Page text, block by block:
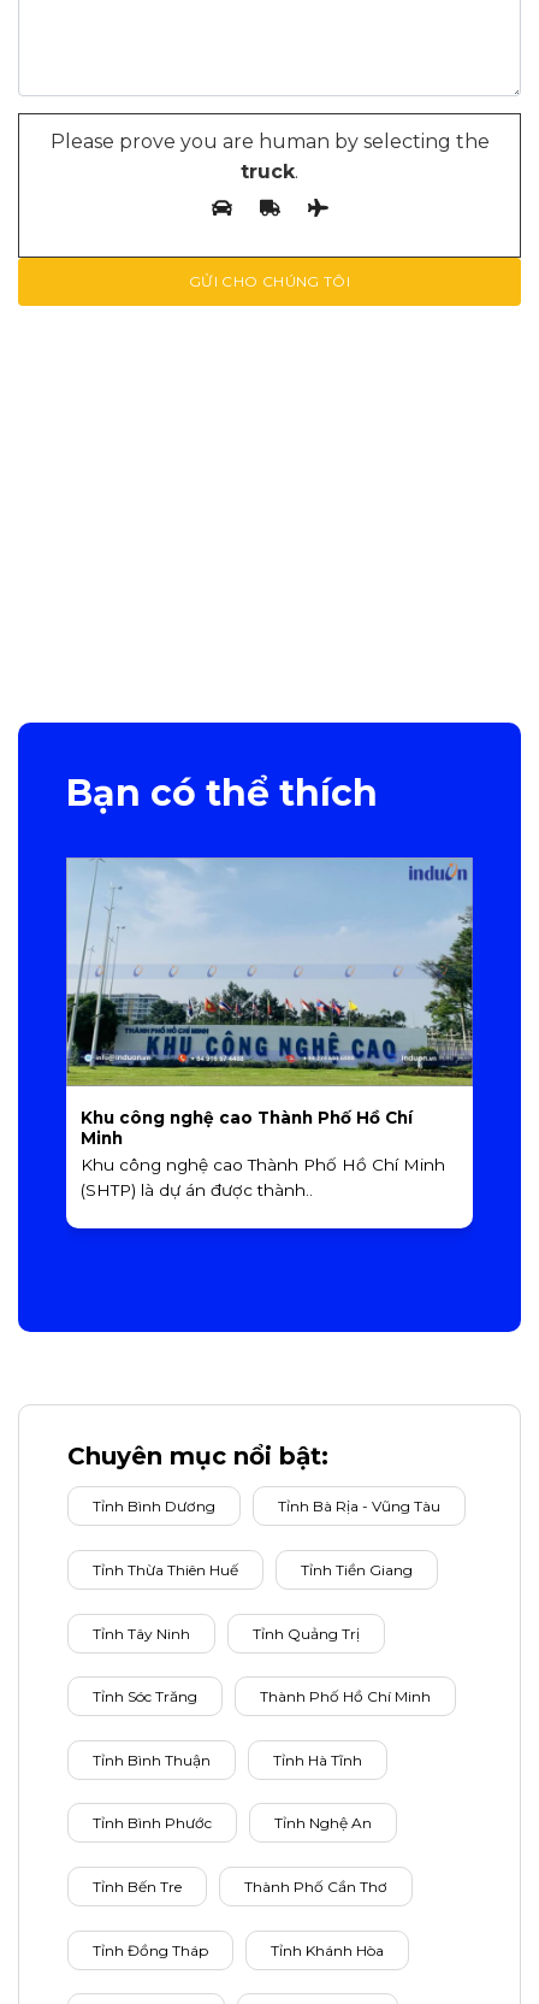
Please prove you are human by selecting the
truck.
Bạn có thể thích
Khu công nghệ cao Thành Phố Hồ Chí
Minh
Khu công nghệ cao Thành Phố Hồ Chí Minh
(SHTP) là dự án được thành..
Chuyên mục nổi bật:
Tỉnh Bình Dương Tỉnh Bà Rịa - Vũng Tàu
Tỉnh Thừa Thiên Huế Tỉnh Tiền Giang
Tỉnh Tây Ninh Tỉnh Quảng Trị
Tỉnh Sóc Trăng Thành Phố Hồ Chí Minh
Tỉnh Bình Thuận Tỉnh Hà Tĩnh
Tỉnh Bình Phước Tỉnh Nghệ An
Tỉnh Bến Tre Thành Phố Cần Thơ
Tỉnh Đồng Tháp Tỉnh Khánh Hòa